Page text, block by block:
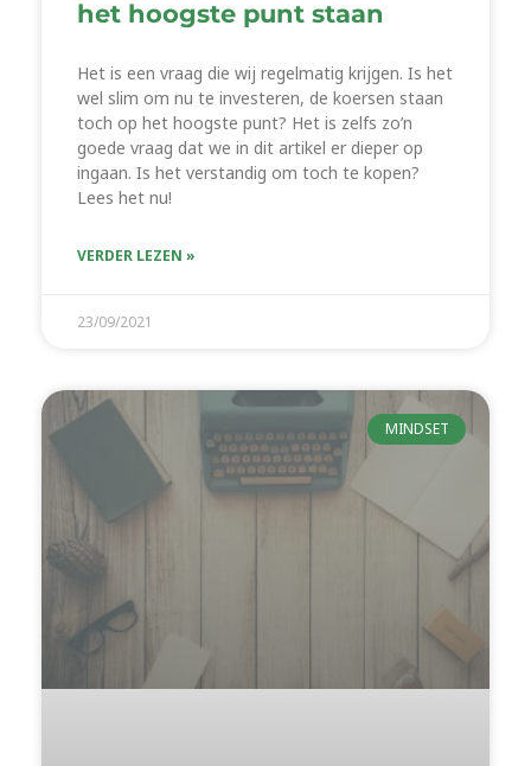
het hoogste punt staan
Het is een vraag die wij regelmatig krijgen. Is het
wel slim om nu te investeren, de koersen staan
toch op het hoogste punt? Het is zelfs zo’n
goede vraag dat we in dit artikel er dieper op
ingaan. Is het verstandig om toch te kopen?
Lees het nu!
VERDER LEZEN »
23/09/2021
MINDSET